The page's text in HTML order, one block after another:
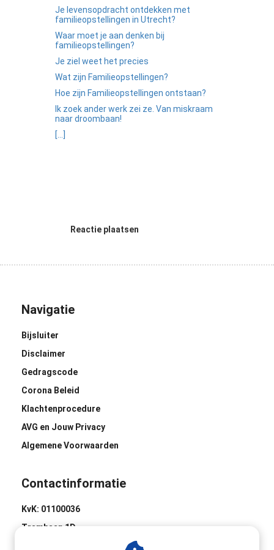
Je levensopdracht ontdekken met
familieopstellingen in Utrecht?
Waar moet je aan denken bij
familieopstellingen?
Je ziel weet het precies
Wat zijn Familieopstellingen?
Hoe zijn Familieopstellingen ontstaan?
Ik zoek ander werk zei ze. Van miskraam
naar droombaan!
[...]
Reactie plaatsen
Navigatie
Bijsluiter
Disclaimer
Gedragscode
Corona Beleid
Klachtenprocedure
AVG en Jouw Privacy
Algemene Voorwaarden
Contactinformatie
KvK: 01100036
Trambaan 1D